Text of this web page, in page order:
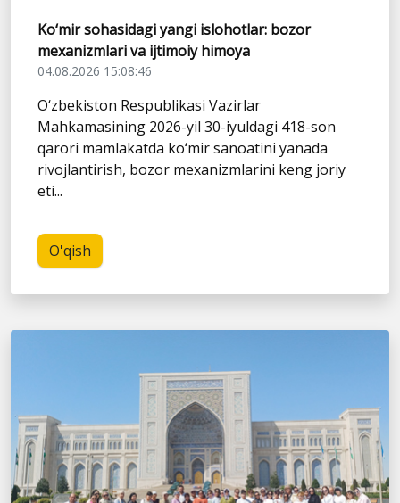
Ko‘mir sohasidagi yangi islohotlar: bozor
mexanizmlari va ijtimoiy himoya
04.08.2026 15:08:46
O‘zbekiston Respublikasi Vazirlar
Mahkamasining 2026-yil 30-iyuldagi 418-son
qarori mamlakatda ko‘mir sanoatini yanada
rivojlantirish, bozor mexanizmlarini keng joriy
eti...
O'qish